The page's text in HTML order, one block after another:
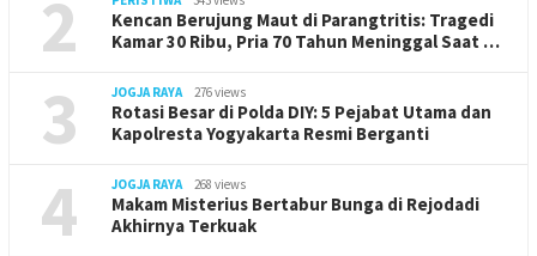
2
Kencan Berujung Maut di Parangtritis: Tragedi
Kamar 30 Ribu, Pria 70 Tahun Meninggal Saat …
3 JOGJA RAYA 276 views
Rotasi Besar di Polda DIY: 5 Pejabat Utama dan
Kapolresta Yogyakarta Resmi Berganti
4 JOGJA RAYA 268 views
Makam Misterius Bertabur Bunga di Rejodadi
Akhirnya Terkuak